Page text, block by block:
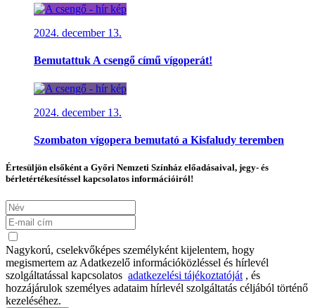
2024. december 13.
Bemutattuk A csengő című vígoperát!
2024. december 13.
Szombaton vígopera bemutató a Kisfaludy teremben
Értesüljön elsőként a Győri Nemzeti Színház előadásaival, jegy- és
bérletértékesítéssel kapcsolatos információiról!
Nagykorú, cselekvőképes személyként kijelentem, hogy
megismertem az Adatkezelő információközléssel és hírlevél
szolgáltatással kapcsolatos adatkezelési tájékoztatóját , és
hozzájárulok személyes adataim hírlevél szolgáltatás céljából történő
kezeléséhez.